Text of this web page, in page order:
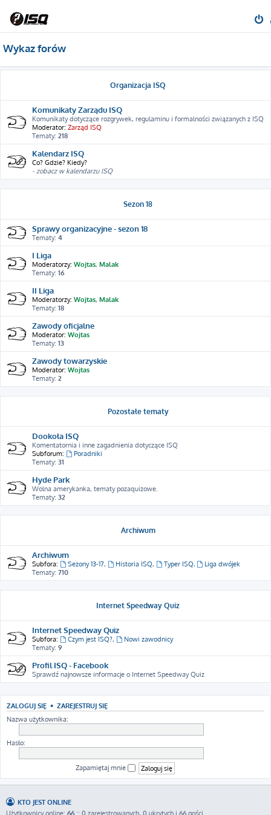
Wykaz forów
Organizacja ISQ
Komunikaty Zarządu ISQ
Komunikaty dotyczące rozgrywek, regulaminu i formalności związanych z ISQ
Moderator: Zarząd ISQ
Tematy: 218
Kalendarz ISQ
Co? Gdzie? Kiedy?
- zobacz w kalendarzu ISQ
Sezon 18
Sprawy organizacyjne - sezon 18
Tematy: 4
I Liga
Moderatorzy: Wojtas, Malak
Tematy: 16
II Liga
Moderatorzy: Wojtas, Malak
Tematy: 18
Zawody oficjalne
Moderator: Wojtas
Tematy: 13
Zawody towarzyskie
Moderator: Wojtas
Tematy: 2
Pozostałe tematy
Dookoła ISQ
Komentatornia i inne zagadnienia dotyczące ISQ
Subforum:
Poradniki
Tematy: 31
Hyde Park
Wolna amerykanka, tematy pozaquizowe.
Tematy: 32
Archiwum
Archiwum
Subfora: Sezony 13-17, Historia ISQ, Typer ISQ,
Liga dwójek
Tematy: 710
Internet Speedway Quiz
Internet Speedway Quiz
Subfora: Czym jest ISQ?,
Nowi zawodnicy
Tematy: 9
Profil ISQ - Facebook
Sprawdź najnowsze informacje o Internet Speedway Quiz
ZALOGUJ SIĘ • ZAREJESTRUJ SIĘ
Nazwa użytkownika:
Hasło:
Zapamiętaj mnie
KTO JEST ONLINE
Użytkownicy online: 66 :: 0 zarejestrowanych, 0 ukrytych i 66 gości